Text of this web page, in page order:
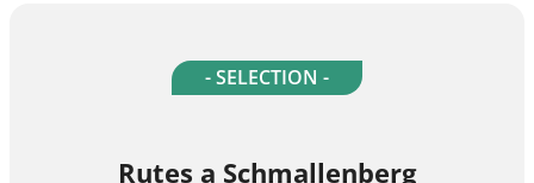
- SELECTION -
Rutes a Schmallenberg